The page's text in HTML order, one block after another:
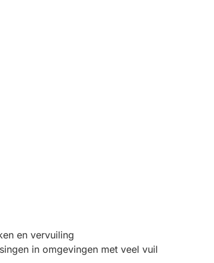
en vervuiling
in omgevingen met veel vuil